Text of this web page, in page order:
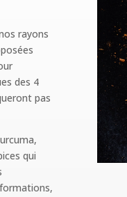
rayons
des 4
pas
qui